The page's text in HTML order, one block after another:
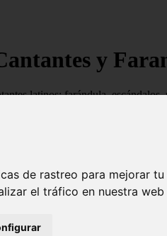
de rastreo para mejorar
el tráfico en nuestra
y
latinos: farándula,